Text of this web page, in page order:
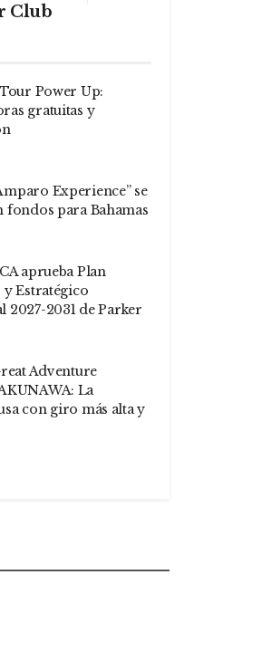
Club
Power Up:
gratuitas y
Experience” se
fondos para Bahamas
aprueba Plan
Estratégico
2027-2031 de Parker
Adventure
La
con giro más alta y